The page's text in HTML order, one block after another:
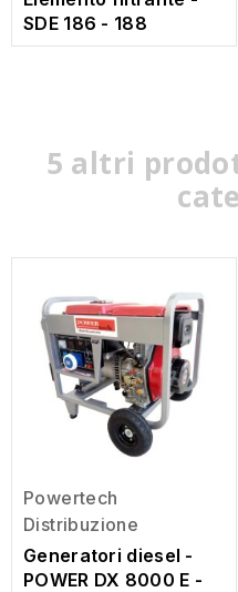
SDE 186 - 188
5 altri
Powertech
Distribuzione
Generatori diesel -
POWER DX 8000 E -